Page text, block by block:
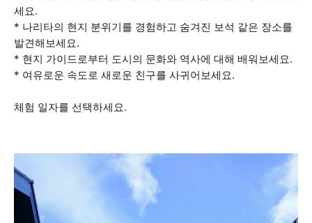
세요.
* 나리타의 현지 분위기를 경험하고 숨겨진 보석 같은 장소를
발견해보세요.
* 현지 가이드로부터 도시의 문화와 역사에 대해 배워보세요.
* 여유로운 속도로 새로운 친구를 사귀어보세요.
체험 일자를 선택하세요.